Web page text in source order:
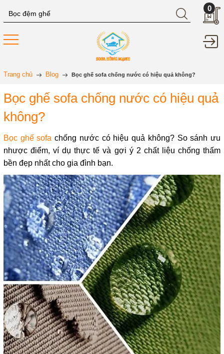
0
Trang chủ Blog Bọc ghế sofa chống nước có hiệu quả không?
Bọc ghế sofa chống nước có hiệu quả
không?
Bọc ghế sofa chống nước có hiệu quả không? So sánh ưu
nhược điểm, ví dụ thực tế và gợi ý 2 chất liệu chống thấm
bền đẹp nhất cho gia đình bạn.